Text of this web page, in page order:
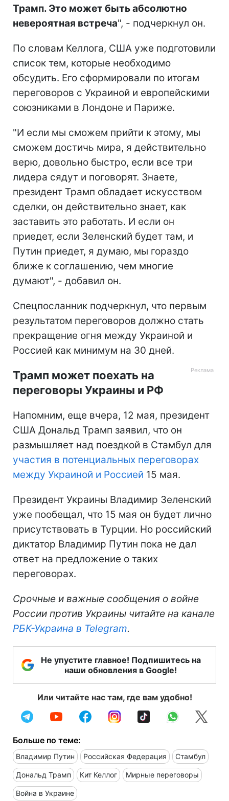
Трамп. Это может быть абсолютно
невероятная встреча", - подчеркнул он.
По словам Келлога, США уже подготовили
список тем, которые необходимо
обсудить. Его сформировали по итогам
переговоров с Украиной и европейскими
союзниками в Лондоне и Париже.
"И если мы сможем прийти к этому, мы
сможем достичь мира, я действительно
верю, довольно быстро, если все три
лидера сядут и поговорят. Знаете,
президент Трамп обладает искусством
сделки, он действительно знает, как
заставить это работать. И если он
приедет, если Зеленский будет там, и
Путин приедет, я думаю, мы гораздо
ближе к соглашению, чем многие
думают", - добавил он.
Спецпосланник подчеркнул, что первым
результатом переговоров должно стать
прекращение огня между Украиной и
Россией как минимум на 30 дней.
Трамп может поехать на
переговоры Украины и РФ
Напомним, еще вчера, 12 мая, президент
США Дональд Трамп заявил, что он
размышляет над поездкой в Стамбул для
участия в потенциальных переговорах
между Украиной и Россией 15 мая.
Президент Украины Владимир Зеленский
уже пообещал, что 15 мая он будет лично
присутствовать в Турции. Но российский
диктатор Владимир Путин пока не дал
ответ на предложение о таких
переговорах.
Срочные и важные сообщения о войне
России против Украины читайте на канале
РБК-Украина в Telegram.
Не упустите главное! Подпишитесь на
наши обновления в Google!
Или читайте нас там, где вам удобно!
Больше по теме:
Владимир Путин Российская Федерация Стамбул
Дональд Трамп Кит Келлог Мирные переговоры
Война в Украине